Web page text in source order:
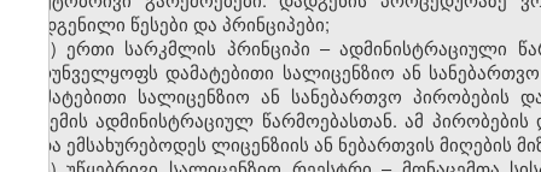
დადგენილი წესები და პრინციპები;
მ) ერთი სარკმლის პრინციპი – ადმინისტრაციული
უზრუნველყოფს დამატებითი სალიცენზიო ან
დამატებითი სალიცენზიო ან სანებართვო პირობების
გაცემის ადმინისტრაციულ წარმოებასთან. ამ
უნდა ემსახურებოდეს ლიცენზიის ან ნებართვის მიღების